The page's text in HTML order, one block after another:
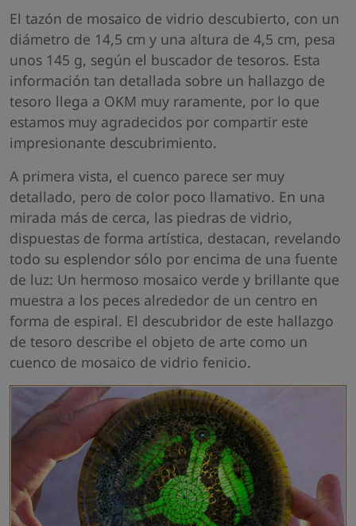
El tazón de mosaico de vidrio descubierto, con un
diámetro de 14,5 cm y una altura de 4,5 cm, pesa
unos 145 g, según el buscador de tesoros. Esta
información tan detallada sobre un hallazgo de
tesoro llega a OKM muy raramente, por lo que
estamos muy agradecidos por compartir este
impresionante descubrimiento.
A primera vista, el cuenco parece ser muy
detallado, pero de color poco llamativo. En una
mirada más de cerca, las piedras de vidrio,
dispuestas de forma artística, destacan, revelando
todo su esplendor sólo por encima de una fuente
de luz: Un hermoso mosaico verde y brillante que
muestra a los peces alrededor de un centro en
forma de espiral. El descubridor de este hallazgo
de tesoro describe el objeto de arte como un
cuenco de mosaico de vidrio fenicio.